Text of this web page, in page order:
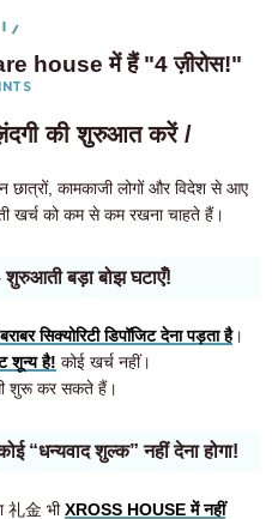
house में हैं "4 ज़ीरोस!"
की शुरुआत करें /
कामकाजी लोगों और विदेश से आए
खर्च को कम से कम रखना चाहते हैं।
शुरुआती बड़ा बोझ घटाएँ!
सिक्योरिटी डिपॉजिट देना पड़ता है।
शून्य है! कोई खर्च नहीं।
शुरू कर सकते हैं।
“धन्यवाद शुल्क” नहीं देना होगा!
礼金 भीXROSS HOUSE में नहीं